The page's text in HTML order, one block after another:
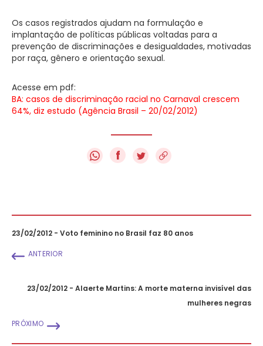
Os casos registrados ajudam na formulação e
implantação de políticas públicas voltadas para a
prevenção de discriminações e desigualdades, motivadas
por raça, gênero e orientação sexual.
Acesse em pdf:
BA: casos de discriminação racial no Carnaval crescem
64%, diz estudo (Agência Brasil – 20/02/2012)
f
23/02/2012 - Voto feminino no Brasil faz 80 anos
ANTERIOR
23/02/2012 - Alaerte Martins: A morte materna invisível das
mulheres negras
PRÓXIMO